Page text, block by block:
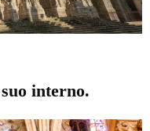
interno.